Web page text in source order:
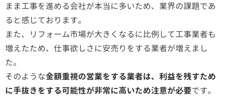
まま工事を進める会社が本当に多いため、業界の課題であ
ると感じております。
また、リフォーム市場が大きくなるに比例して工事業者も
増えたため、仕事欲しさに安売りをする業者が増えまし
た。
そのような金額重視の営業をする業者は、利益を残すため
に手抜きをする可能性が非常に高いため注意が必要です。